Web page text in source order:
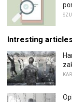
Intresting articles